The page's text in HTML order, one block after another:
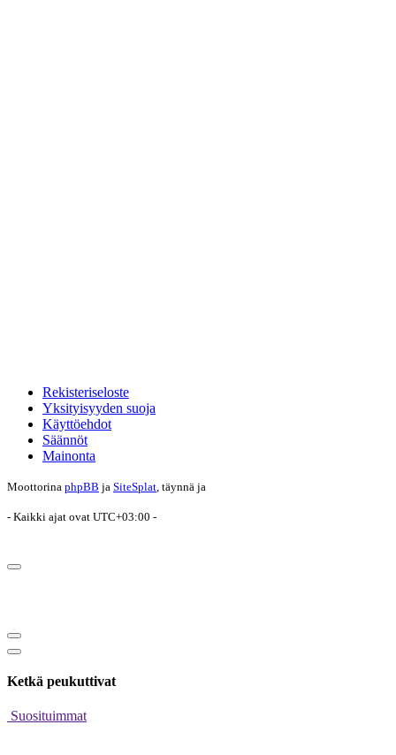
Rekisteriseloste
Yksityisyyden suoja
Käyttöehdot
Säännöt
Mainonta
Moottorina phpBB ja SiteSplat, täynnä ja
- Kaikki ajat ovat UTC+03:00 -
Ketkä peukuttivat
Suosituimmat